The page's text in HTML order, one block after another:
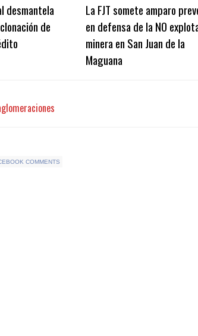
desmantela
de
La FJT somete amparo
en defensa de la NO
minera en San Juan de la
Maguana
COMMENTS